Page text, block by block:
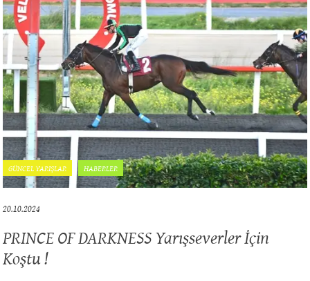
GÜNCEL YARIŞLAR HABERLER
20.10.2024
PRINCE OF DARKNESS Yarışseverler İçin
Koştu !